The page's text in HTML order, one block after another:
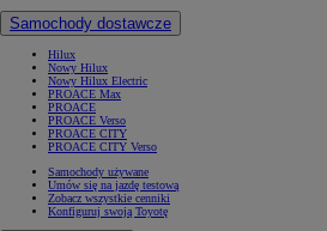
Samochody dostawcze
Hilux
Nowy Hilux
Nowy Hilux Electric
PROACE Max
PROACE
PROACE Verso
PROACE CITY
PROACE CITY Verso
Samochody używane
Umów się na jazdę testową
Zobacz wszystkie cenniki
Konfiguruj swoją Toyotę